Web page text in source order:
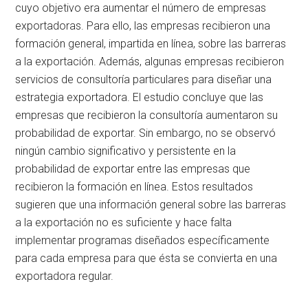
cuyo objetivo era aumentar el número de empresas
exportadoras. Para ello, las empresas recibieron una
formación general, impartida en línea, sobre las barreras
a la exportación. Además, algunas empresas recibieron
servicios de consultoría particulares para diseñar una
estrategia exportadora. El estudio concluye que las
empresas que recibieron la consultoría aumentaron su
probabilidad de exportar. Sin embargo, no se observó
ningún cambio significativo y persistente en la
probabilidad de exportar entre las empresas que
recibieron la formación en línea. Estos resultados
sugieren que una información general sobre las barreras
a la exportación no es suficiente y hace falta
implementar programas diseñados específicamente
para cada empresa para que ésta se convierta en una
exportadora regular.